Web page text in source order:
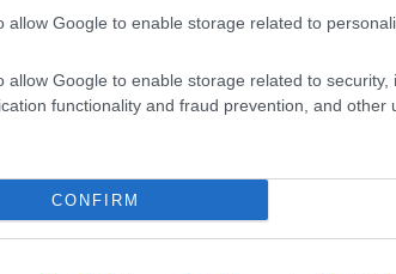
allow Google to enable storage related to
allow Google to enable storage related to security,
functionality and fraud prevention, and other
CONFIRM
Disney korábbanOswald, a
egérnek nevezett volna el.